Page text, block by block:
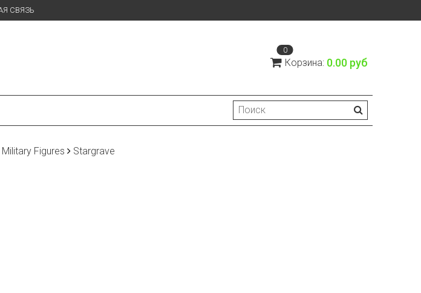
СВЯЗЬ
0
Корзина: 0.00 руб
Figures Stargrave